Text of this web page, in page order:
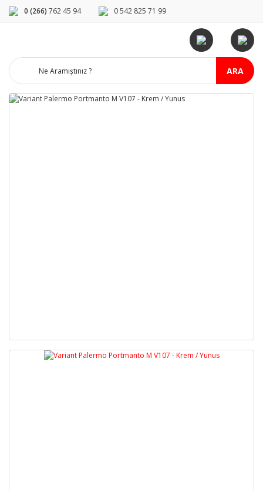
0 (266) 762 45 94 0 542 825 71 99
ARA